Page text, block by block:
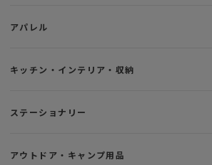
アパレル
キッチン・インテリア・収納
ステーショナリー
アウトドア・キャンプ用品